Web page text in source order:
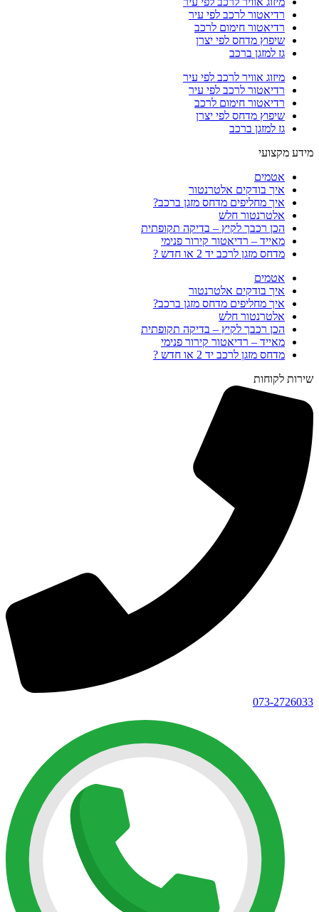
רדיאטור לרכב לפי עיר
רדיאטור חימום לרכב
שיפוץ מדחס לפי יצרן
גז למזגן ברכב
מיזוג אוויר לרכב לפי עיר
רדיאטור לרכב לפי עיר
רדיאטור חימום לרכב
שיפוץ מדחס לפי יצרן
גז למזגן ברכב
מידע מקצועי
אטמים
איך בודקים אלטרנטור
איך מחליפים מדחס מזגן ברכב?
אלטרנטור חלש
הכן רכבך לקיץ – בדיקה תקופתית
מאייד – רדיאטור קירור פנימי
מדחס מזגן לרכב יד 2 או חדש ?
אטמים
איך בודקים אלטרנטור
איך מחליפים מדחס מזגן ברכב?
אלטרנטור חלש
הכן רכבך לקיץ – בדיקה תקופתית
מאייד – רדיאטור קירור פנימי
מדחס מזגן לרכב יד 2 או חדש ?
שירות לקוחות
073-2726033